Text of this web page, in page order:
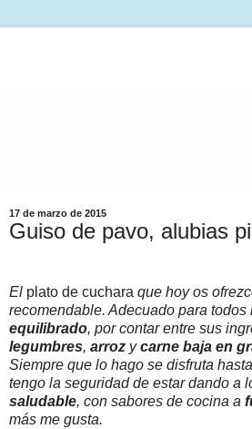
17 de marzo de 2015
Guiso de pavo, alubias
El plato de cuchara que hoy os
recomendable. Adecuado para
equilibrado, por contar entre sus
legumbres, arroz ycarne baja en
Siempre que lo hago se disfruta
tengo la seguridad de estar dando a
saludable, con sabores de cocina a
más me gusta.